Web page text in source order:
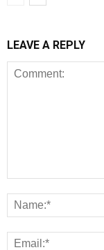
LEAVE A REPLY